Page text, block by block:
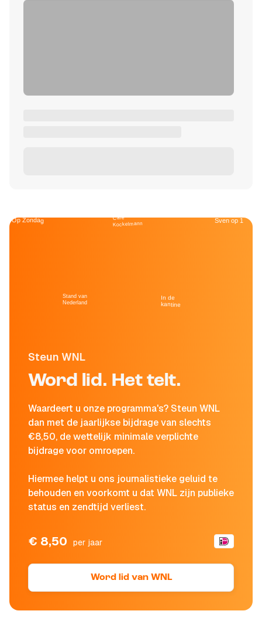
Steun WNL
Word lid. Het telt.
Waardeert u onze programma's? Steun WNL
dan met de jaarlijkse bijdrage van slechts
€8,50, de wettelijk minimale verplichte
bijdrage voor omroepen.
Hiermee helpt u ons journalistieke geluid te
behouden en voorkomt u dat WNL zijn publieke
status en zendtijd verliest.
€ 8,50 per jaar
Word lid van WNL
Op Zondag
Stand van
Nederland
Café
Kockelmann
In de
kantine
Sven op 1